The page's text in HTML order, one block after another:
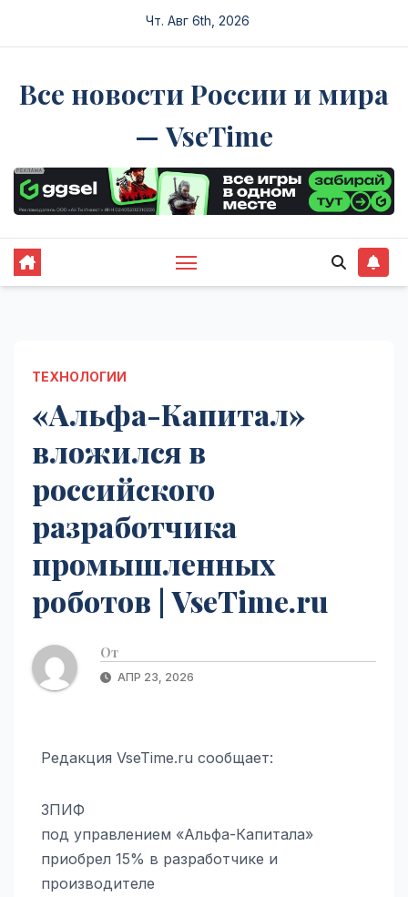
Чт. Авг 6th, 2026
Все новости России и мира
— VseTime
ТЕХНОЛОГИИ
«Альфа-Капитал»
вложился в
российского
разработчика
промышленных
роботов | VseTime.ru
От
АПР 23, 2026
Редакция VseTime.ru сообщает:
ЗПИФ
под управлением «Альфа-Капитала»
приобрел 15% в разработчике и
производителе